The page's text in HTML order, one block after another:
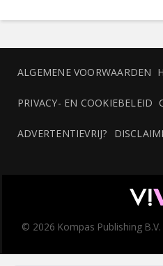
ALGEMENE VOORWAARDEN
PRIVACY- EN COOKIEBELEID
ADVERTENTIEVRIJ?
© 2026 Kompas Publishing